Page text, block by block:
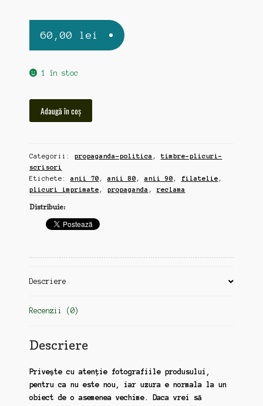
60,00 lei
1 în stoc
vechi,
propaganda,
reclama,
filatelie
(zz51-
zz57)
Adaugă în coș
Categorii: propaganda-politica , timbre-plicuri-
scrisori
Etichete:anii 70 ,anii 80 ,anii 90 , filatelie ,
plicuri imprimate , propaganda , reclama
Distribuie:
Descriere
Recenzii (0)
Descriere
Privește cu atenție fotografiile produsului,
pentru ca nu este nou, iar uzura e normala la un
obiect de o asemenea vechime. Daca vrei să